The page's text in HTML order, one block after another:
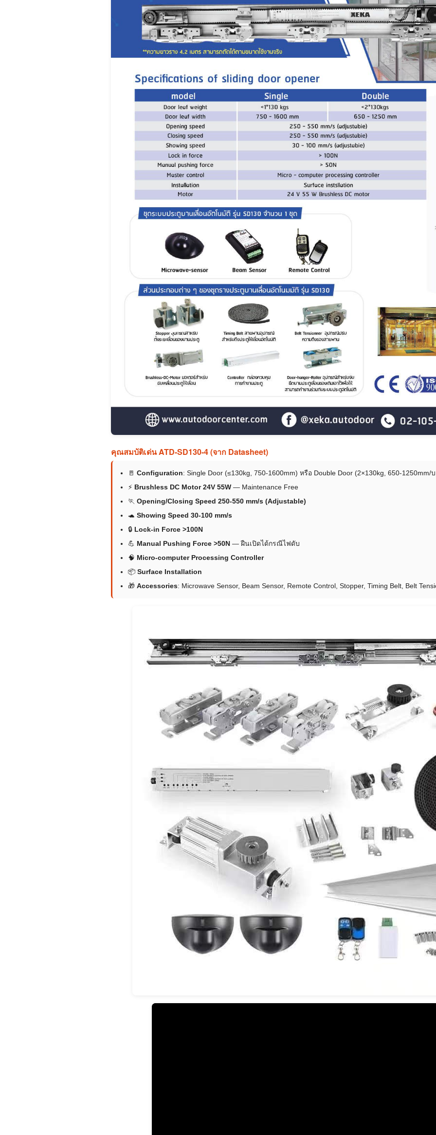
คุณสมบัติเด่น ATD-SD130-4 (จาก Datasheet)
🚪 Configuration: Single Door (≤130kg, 750-1600mm) หรือ Double Door (2×130kg, 650-1250mm/
⚡ Brushless DC Motor 24V 55W — Maintenance Free
🏃 Opening/Closing Speed 250-550 mm/s (Adjustable)
🐢 Showing Speed 30-100 mm/s
🔒 Lock-in Force >100N
💪 Manual Pushing Force >50N — ฝืนเปิดได้กรณีไฟดับ
🧠 Micro-computer Processing Controller
📦 Surface Installation
🎁 Accessories: Microwave Sensor, Beam Sensor, Remote Control, Stopper, Timing Belt, Belt